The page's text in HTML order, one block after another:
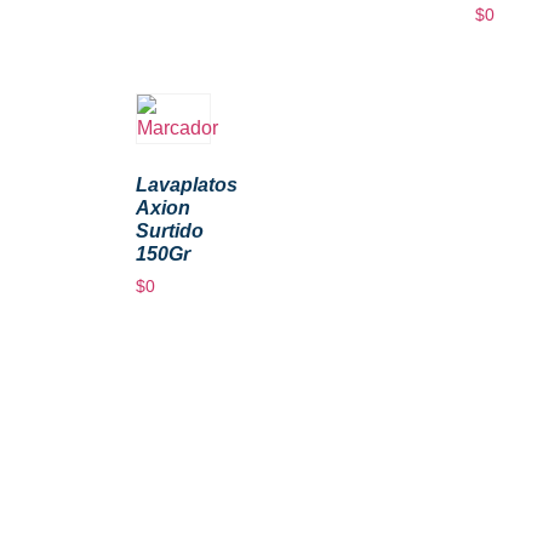
$0
Lavaplatos
Axion
Surtido
150Gr
$0